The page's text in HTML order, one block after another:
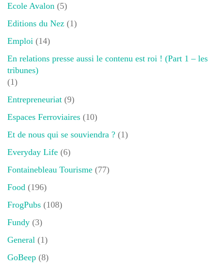
Ecole Avalon (5)
Editions du Nez (1)
Emploi (14)
En relations presse aussi le contenu est roi ! (Part 1 – les
tribunes)
(1)
Entrepreneuriat (9)
Espaces Ferroviaires (10)
Et de nous qui se souviendra ? (1)
Everyday Life (6)
Fontainebleau Tourisme (77)
Food (196)
FrogPubs (108)
Fundy (3)
General (1)
GoBeep (8)